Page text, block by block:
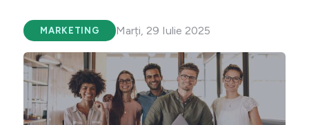
MARKETING Marți, 29 Iulie 2025